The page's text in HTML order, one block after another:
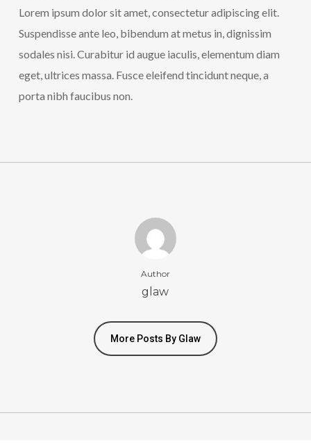
Lorem ipsum dolor sit amet, consectetur adipiscing elit.
Suspendisse ante leo, bibendum at metus in, dignissim
sodales nisi. Curabitur id augue iaculis, elementum diam
eget, ultrices massa. Fusce eleifend tincidunt neque, a
porta nibh faucibus non.
Author
glaw
More Posts By Glaw